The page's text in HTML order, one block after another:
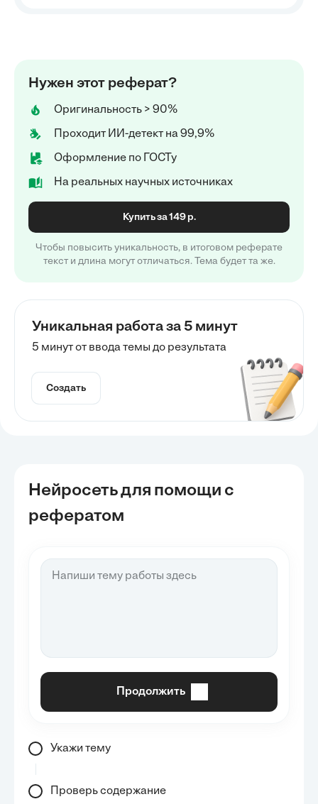
Нужен этот реферат?
Оригинальность > 90%
Проходит ИИ-детект на 99,9%
Оформление по ГОСТу
На реальных научных источниках
Купить за 149 р.
Чтобы повысить уникальность, в итоговом реферате
текст и длина могут отличаться. Тема будет та же.
Уникальная работа за 5 минут
5 минут от ввода темы до результата
Создать
Нейросеть для помощи с
рефератом
Продолжить
Укажи тему
Проверь содержание